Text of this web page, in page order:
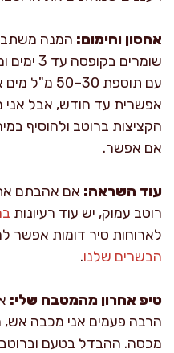
אחסון וחימום: המנה
שומרים
עם תוספת
אפשרית עד חודש, אבל
הקציצות ברוטב ולהוסיף
אם אפשר.
עוד השראה: אם אהבתם את
רוטב עמוק, יש עוד רעיונות
לארוחות סיר דומות אפשר
הבשרים שלנו.
טיפ אחרון מהמטבח שלי:
הרבה פעמים אני מכבה אש,
מכסה. ההבדל בטעם